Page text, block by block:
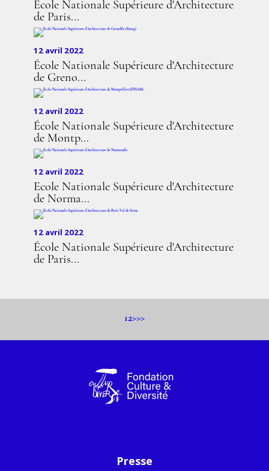
École Nationale Supérieure d'Architecture
de Paris...
12 avril 2022
École Nationale Supérieure d'Architecture
de Greno...
12 avril 2022
École Nationale Supérieure d'Architecture
de Montp...
12 avril 2022
Ecole Nationale Supérieure d'Architecture
de Norma...
12 avril 2022
École Nationale Supérieure d'Architecture
de Paris...
12>>>
Presse